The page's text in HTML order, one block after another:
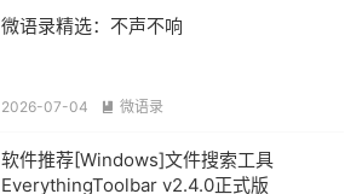
微语录精选：不声不响
2026-07-04  微语录
软件推荐[Windows]文件搜索工具
EverythingToolbar v2.4.0正式版